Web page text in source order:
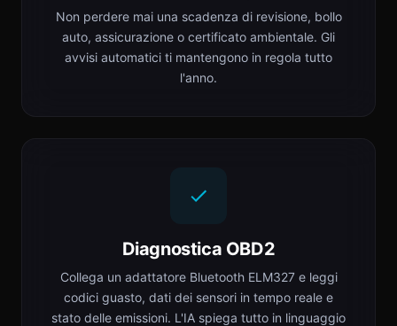
Non perdere mai una scadenza di revisione, bollo
auto, assicurazione o certificato ambientale. Gli
avvisi automatici ti mantengono in regola tutto
l'anno.
Diagnostica OBD2
Collega un adattatore Bluetooth ELM327 e leggi
codici guasto, dati dei sensori in tempo reale e
stato delle emissioni. L'IA spiega tutto in linguaggio